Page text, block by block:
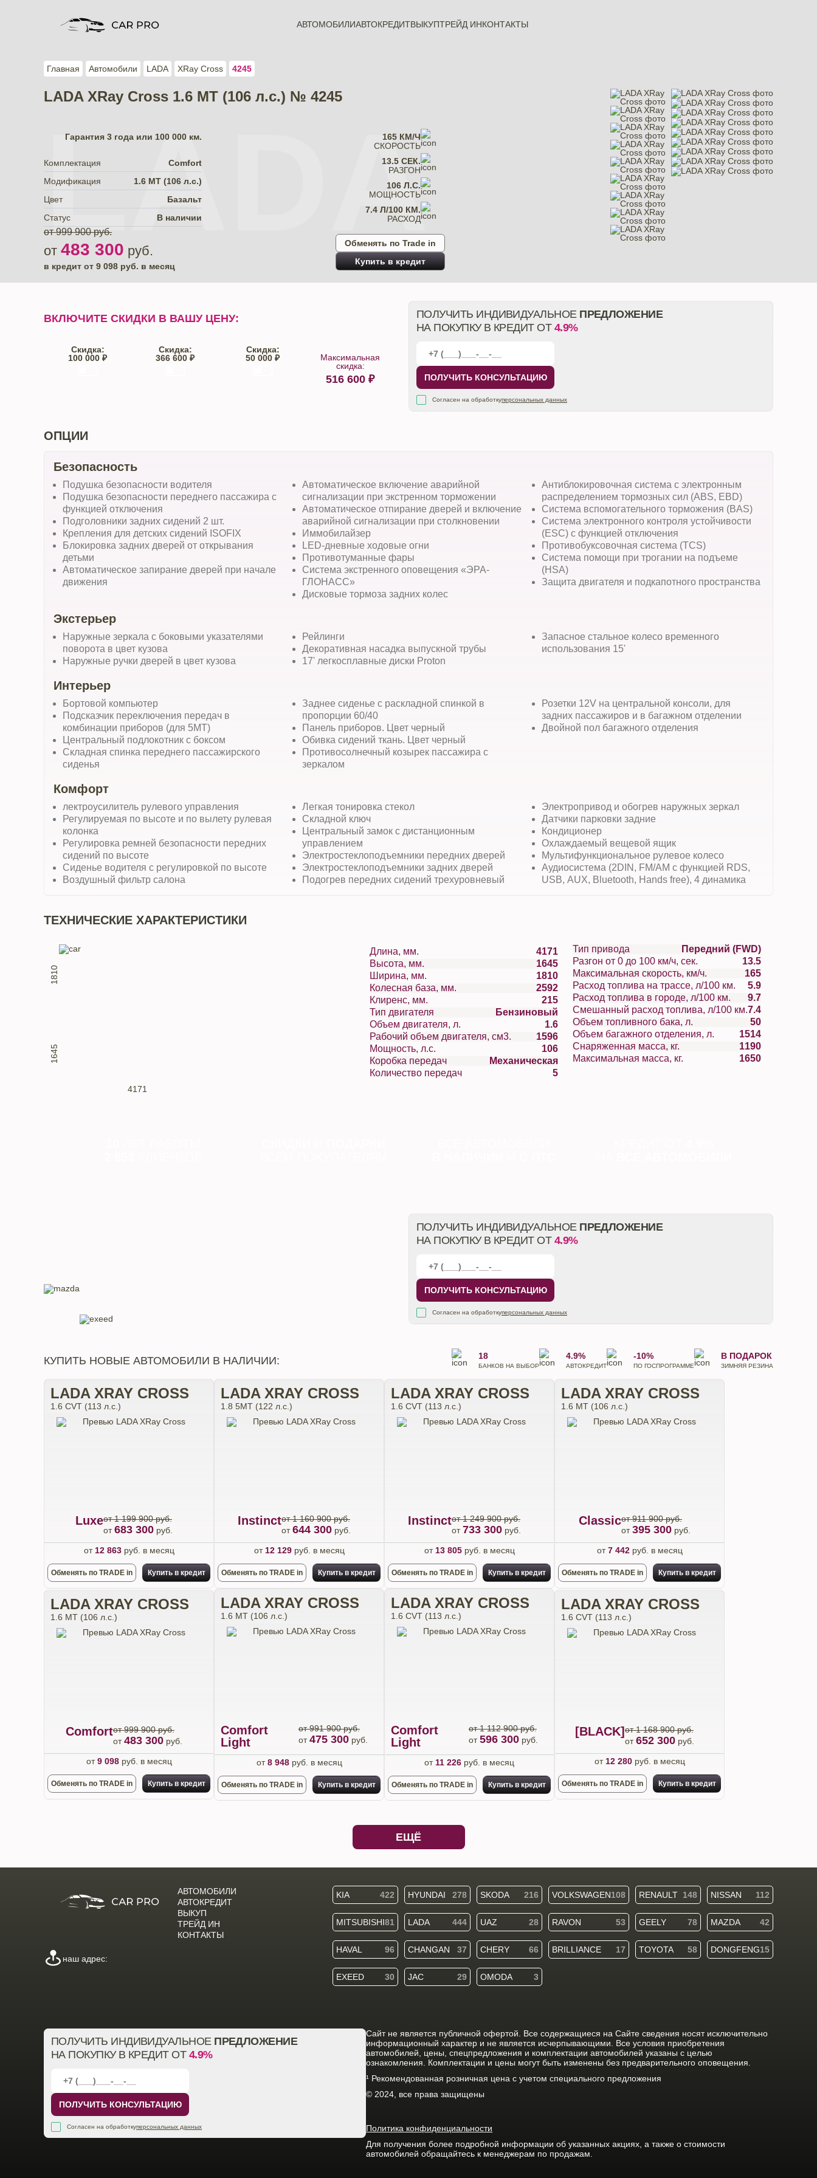
АВТОМОБИЛИАВТОКРЕДИТВЫКУПТРЕЙД ИНКОНТАКТЫ
Главная Автомобили LADA XRay Cross 4245
LADA
LADA XRay Cross 1.6 МТ (106 л.с.) № 4245
Гарантия 3 года или 100 000 км.
Комплектация
Comfort
Модификация
1.6 МТ (106 л.с.)
Цвет
Базальт
Статус
В наличии
от 999 900 руб.
от 483 300 руб.
в кредит от 9 098 руб. в месяц
165 КМ/Ч
СКОРОСТЬ
13.5 СЕК.
РАЗГОН
106 Л.С.
МОЩНОСТЬ
7.4 Л/100 КМ.
РАСХОД
Обменять по Trade in
Купить в кредит
ВКЛЮЧИТЕ СКИДКИ В ВАШУ ЦЕНУ:
Скидка:
100 000 ₽
Скидка:
366 600 ₽
Скидка:
50 000 ₽
Максимальная
скидка:
516 600 ₽
ПОЛУЧИТЬ ИНДИВИДУАЛЬНОЕ ПРЕДЛОЖЕНИЕ
НА ПОКУПКУ В КРЕДИТ ОТ 4.9%
ПОЛУЧИТЬ КОНСУЛЬТАЦИЮ
Согласен на обработкуперсональных данных
ОПЦИИ
Безопасность
Подушка безопасности водителя
Подушка безопасности переднего пассажира с
функцией отключения
Подголовники задних сидений 2 шт.
Крепления для детских сидений ISOFIX
Блокировка задних дверей от открывания
детьми
Автоматическое запирание дверей при начале
движения
Автоматическое включение аварийной
сигнализации при экстренном торможении
Автоматическое отпирание дверей и включение
аварийной сигнализации при столкновении
Иммобилайзер
LED-дневные ходовые огни
Противотуманные фары
Система экстренного оповещения «ЭРА-
ГЛОНАСС»
Дисковые тормоза задних колес
Антиблокировочная система с электронным
распределением тормозных сил (ABS, EBD)
Система вспомогательного торможения (BAS)
Система электронного контроля устойчивости
(ESC) с функцией отключения
Противобуксовочная система (TCS)
Система помощи при трогании на подъеме
(HSА)
Защита двигателя и подкапотного пространства
Экстерьер
Наружные зеркала с боковыми указателями
поворота в цвет кузова
Наружные ручки дверей в цвет кузова
Рейлинги
Декоративная насадка выпускной трубы
17' легкосплавные диски Proton
Запасное стальное колесо временного
использования 15'
Интерьер
Бортовой компьютер
Подсказчик переключения передач в
комбинации приборов (для 5МТ)
Центральный подлокотник с боксом
Складная спинка переднего пассажирского
сиденья
Заднее сиденье с раскладной спинкой в
пропорции 60/40
Панель приборов. Цвет черный
Обивка сидений ткань. Цвет черный
Противосолнечный козырек пассажира с
зеркалом
Розетки 12V на центральной консоли, для
задних пассажиров и в багажном отделении
Двойной пол багажного отделения
Комфорт
лектроусилитель рулевого управления
Регулируемая по высоте и по вылету рулевая
колонка
Регулировка ремней безопасности передних
сидений по высоте
Сиденье водителя с регулировкой по высоте
Воздушный фильтр салона
Легкая тонировка стекол
Складной ключ
Центральный замок с дистанционным
управлением
Электростеклоподъемники передних дверей
Электростеклоподъемники задних дверей
Подогрев передних сидений трехуровневый
Электропривод и обогрев наружных зеркал
Датчики парковки задние
Кондиционер
Охлаждаемый вещевой ящик
Мультифункциональное рулевое колесо
Аудиосистема (2DIN, FM/AM с функцией RDS,
USB, AUX, Bluetooth, Hands free), 4 динамика
ТЕХНИЧЕСКИЕ ХАРАКТЕРИСТИКИ
4171
1645
1810
Длина, мм.
4171
Высота, мм.
1645
Ширина, мм.
1810
Колесная база, мм.
2592
Клиренс, мм.
215
Тип двигателя
Бензиновый
Объем двигателя, л.
1.6
Рабочий объем двигателя, см3.
1596
Мощность, л.с.
106
Коробка передач
Механическая
Количество передач
5
Тип привода
Передний (FWD)
Разгон от 0 до 100 км/ч, сек.
13.5
Максимальная скорость, км/ч.
165
Расход топлива на трассе, л/100 км.
5.9
Расход топлива в городе, л/100 км.
9.7
Смешанный расход топлива, л/100 км.7.4
Объем топливного бака, л.
50
Объем багажного отделения, л.
1514
Снаряженная масса, кг.
1190
Максимальная масса, кг.
1650
ПОЛУЧИТЬ ИНДИВИДУАЛЬНОЕ ПРЕДЛОЖЕНИЕ
НА ПОКУПКУ В КРЕДИТ ОТ 4.9%
ПОЛУЧИТЬ КОНСУЛЬТАЦИЮ
Согласен на обработкуперсональных данных
КУПИТЬ НОВЫЕ АВТОМОБИЛИ В НАЛИЧИИ: 18
БАНКОВ НА ВЫБОР
4.9%
АВТОКРЕДИТ
-10%
ПО ГОСПРОГРАММЕ
В ПОДАРОК
ЗИМНЯЯ РЕЗИНА
LADA XRAY CROSS
1.6 CVT (113 л.с.)
Luxeот 1 199 900 руб.
от683 300 руб.
от 12 863руб. в месяц
Обменять по TRADE in Купить в кредит
LADA XRAY CROSS
1.8 5МТ (122 л.с.)
Instinctот 1 160 900 руб.
от644 300 руб.
от 12 129руб. в месяц
Обменять по TRADE in Купить в кредит
LADA XRAY CROSS
1.6 CVT (113 л.с.)
Instinctот 1 249 900 руб.
от733 300 руб.
от 13 805руб. в месяц
Обменять по TRADE in Купить в кредит
LADA XRAY CROSS
1.6 МТ (106 л.с.)
Classicот 911 900 руб.
от395 300 руб.
от7 442руб. в месяц
Обменять по TRADE in Купить в кредит
LADA XRAY CROSS
1.6 МТ (106 л.с.)
Comfortот 999 900 руб.
от483 300 руб.
от9 098руб. в месяц
Обменять по TRADE in Купить в кредит
LADA XRAY CROSS
1.6 МТ (106 л.с.)
Comfort
Light
от 991 900 руб.
от475 300 руб.
от8 948руб. в месяц
Обменять по TRADE in Купить в кредит
LADA XRAY CROSS
1.6 CVT (113 л.с.)
Comfort
Light
от 1 112 900 руб.
от596 300 руб.
от 11 226 руб. в месяц
Обменять по TRADE in Купить в кредит
LADA XRAY CROSS
1.6 CVT (113 л.с.)
[BLACK] от 1 168 900 руб.
от652 300 руб.
от 12 280руб. в месяц
Обменять по TRADE in Купить в кредит
ЕЩЁ
АВТОМОБИЛИ
АВТОКРЕДИТ
ВЫКУП
ТРЕЙД ИН
КОНТАКТЫ
наш адрес:
KIA 422 HYUNDAI 278 SKODA 216 VOLKSWAGEN108 RENAULT 148 NISSAN 112
MITSUBISHI81 LADA 444 UAZ 28 RAVON 53 GEELY 78 MAZDA 42
HAVAL 96 CHANGAN 37 CHERY 66 BRILLIANCE 17 TOYOTA 58 DONGFENG15
EXEED 30 JAC 29 OMODA 3
ПОЛУЧИТЬ ИНДИВИДУАЛЬНОЕ ПРЕДЛОЖЕНИЕ
НА ПОКУПКУ В КРЕДИТ ОТ 4.9%
ПОЛУЧИТЬ КОНСУЛЬТАЦИЮ
Согласен на обработкуперсональных данных
Cайт не является публичной офертой. Все содержащиеся на Сайте сведения носят исключительно
информационный характер и не является исчерпывающими. Все условия приобретения
автомобилей, цены, спецпредложения и комплектации автомобилей указаны с целью
ознакомления. Комплектации и цены могут быть изменены без предварительного оповещения.
¹ Рекомендованная розничная цена с учетом специального предложения
© 2024, все права защищены
Политика конфиденциальности
Для получения более подробной информации об указанных акциях, а также о стоимости
автомобилей обращайтесь к менеджерам по продажам.